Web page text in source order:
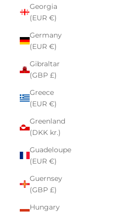
Georgia
(EUR €)
Germany
(EUR €)
Gibraltar
(GBP £)
Greece
(EUR €)
Greenland
(DKK kr.)
Guadeloupe
(EUR €)
Guernsey
(GBP £)
Hungary